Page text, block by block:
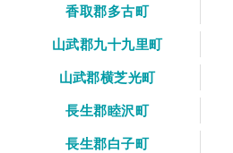
香取郡多古町
山武郡九十九里町
山武郡横芝光町
長生郡睦沢町
長生郡白子町